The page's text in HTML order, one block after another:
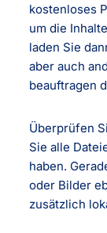
kostenloses
um die
laden Sie
aber auch
beauftragen
Überprüfen
Sie alle
haben.
oder Bilder
zusätzlich